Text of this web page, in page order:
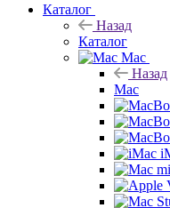
Каталог
Назад
Каталог
Mac
Назад
Mac